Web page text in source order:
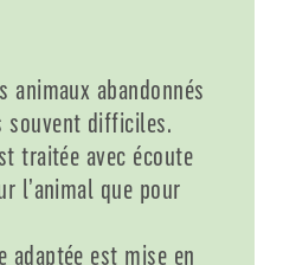
animaux abandonnés
souvent difficiles.
traitée avec écoute
l’animal que pour
adaptée est mise en